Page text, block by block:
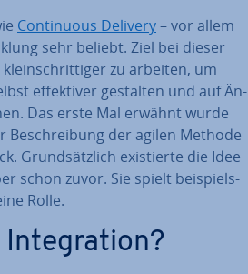
Con­ti­nuous Delivery– vor allem
sehr beliebt. Ziel bei dieser
zu arbeiten, um
ef­fek­ti­ver gestalten und auf Än­
Das erste Mal erwähnt wurde
der agilen Methode
Grund­sätz­lich exis­tier­te die Idee
schon zuvor. Sie spielt bei­spiels­
Rolle.
In­te­gra­ti­on?